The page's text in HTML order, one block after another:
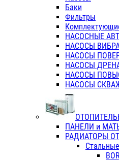
Баки
Фильтры
НАСОСНЫЕ
НАСОСЫ
НАСОСЫ
НАСОСЫ
НАСОСЫ
НАСОСЫ
ПАНЕЛИ и
РАДИАТОРЫ